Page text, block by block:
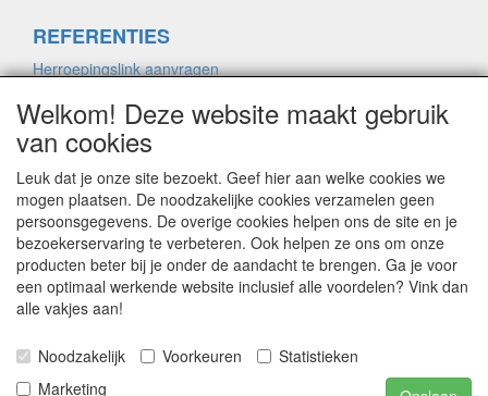
REFERENTIES
Herroepingslink aanvragen
ALGEMENE VOORWAARDEN
Herroepingslink aanvragen
PRIVACYVERKLARING
Herroepingslink aanvragen
CONTACT
Herroepingslink aanvragen
Welkom! Deze website maakt gebruik
van cookies
Leuk dat je onze site bezoekt. Geef hier aan welke cookies we
mogen plaatsen. De noodzakelijke cookies verzamelen geen
persoonsgegevens. De overige cookies helpen ons de site en je
bezoekerservaring te verbeteren. Ook helpen ze ons om onze
producten beter bij je onder de aandacht te brengen. Ga je voor
een optimaal werkende website inclusief alle voordelen? Vink dan
alle vakjes aan!
Noodzakelijk Voorkeuren
Statistieken
Marketing